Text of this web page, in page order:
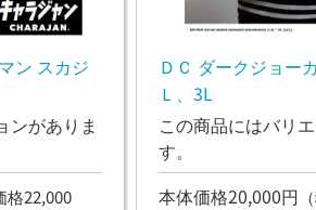
ン スカジ
ンがありま
格22,000
ＤＣ ダークジョー
Ｌ、3L
この商品にはバリ
す。
本体価格20,000円